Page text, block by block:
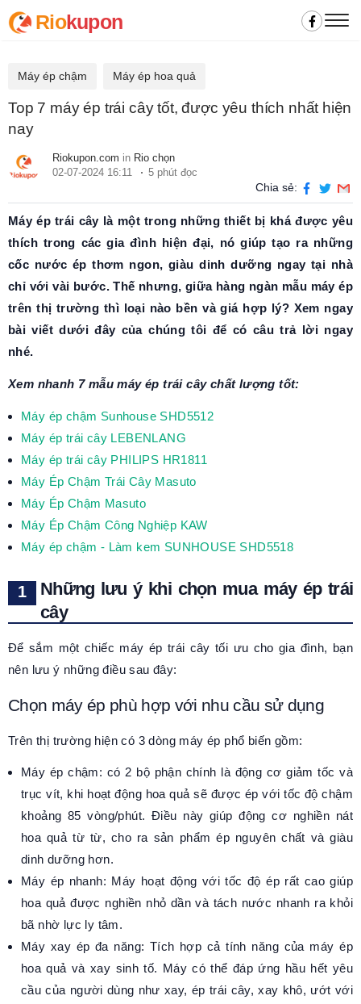
Riokupon
Máy ép chậm Máy ép hoa quả
Top 7 máy ép trái cây tốt, được yêu thích nhất hiện
nay
Riokupon.com in Rio chọn
02-07-2024 16:11
5 phút đọc
Chia sẻ:
Máy ép trái cây là một trong những thiết bị khá được yêu
thích trong các gia đình hiện đại, nó giúp tạo ra những
cốc nước ép thơm ngon, giàu dinh dưỡng ngay tại nhà
chỉ với vài bước. Thế nhưng, giữa hàng ngàn mẫu máy ép
trên thị trường thì loại nào bền và giá hợp lý? Xem ngay
bài viết dưới đây của chúng tôi để có câu trả lời ngay
nhé.
Xem nhanh 7 mẫu máy ép trái cây chất lượng tốt:
Máy ép chậm Sunhouse SHD5512
Máy ép trái cây LEBENLANG
Máy ép trái cây PHILIPS HR1811
Máy Ép Chậm Trái Cây Masuto
Máy Ép Chậm Masuto
Máy Ép Chậm Công Nghiệp KAW
Máy ép chậm - Làm kem SUNHOUSE SHD5518
Những lưu ý khi chọn mua máy ép trái
cây
Để sắm một chiếc máy ép trái cây tối ưu cho gia đình, bạn
nên lưu ý những điều sau đây:
Chọn máy ép phù hợp với nhu cầu sử dụng
Trên thị trường hiện có 3 dòng máy ép phổ biến gồm:
Máy ép chậm: có 2 bộ phận chính là động cơ giảm tốc và
trục vít, khi hoạt động hoa quả sẽ được ép với tốc độ chậm
khoảng 85 vòng/phút. Điều này giúp động cơ nghiền nát
hoa quả từ từ, cho ra sản phẩm ép nguyên chất và giàu
dinh dưỡng hơn.
Máy ép nhanh: Máy hoạt động với tốc độ ép rất cao giúp
hoa quả được nghiền nhỏ dần và tách nước nhanh ra khỏi
bã nhờ lực ly tâm.
Máy xay ép đa năng: Tích hợp cả tính năng của máy ép
hoa quả và xay sinh tố. Máy có thể đáp ứng hầu hết yêu
cầu của người dùng như xay, ép trái cây, xay khô, ướt với